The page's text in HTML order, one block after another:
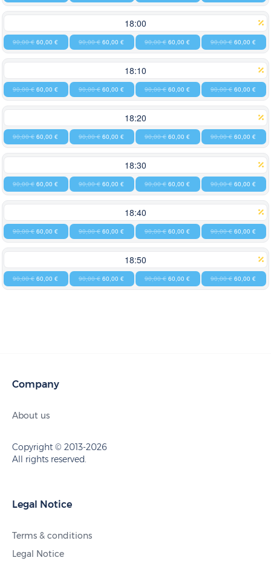
18:00
90,00 € 60,00 € 90,00 € 60,00 € 90,00 € 60,00 € 90,00 € 60,00 €
18:10
90,00 € 60,00 € 90,00 € 60,00 € 90,00 € 60,00 € 90,00 € 60,00 €
18:20
90,00 € 60,00 € 90,00 € 60,00 € 90,00 € 60,00 € 90,00 € 60,00 €
18:30
90,00 € 60,00 € 90,00 € 60,00 € 90,00 € 60,00 € 90,00 € 60,00 €
18:40
90,00 € 60,00 € 90,00 € 60,00 € 90,00 € 60,00 € 90,00 € 60,00 €
18:50
90,00 € 60,00 € 90,00 € 60,00 € 90,00 € 60,00 € 90,00 € 60,00 €
Company
About us
Copyright © 2013-2026
All rights reserved.
Legal Notice
Terms & conditions
Legal Notice